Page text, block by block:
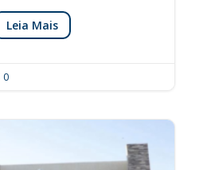
Leia Mais
0